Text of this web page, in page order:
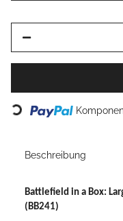
Loading...
Beschreibung
Battlefield in a Box:
(BB241)